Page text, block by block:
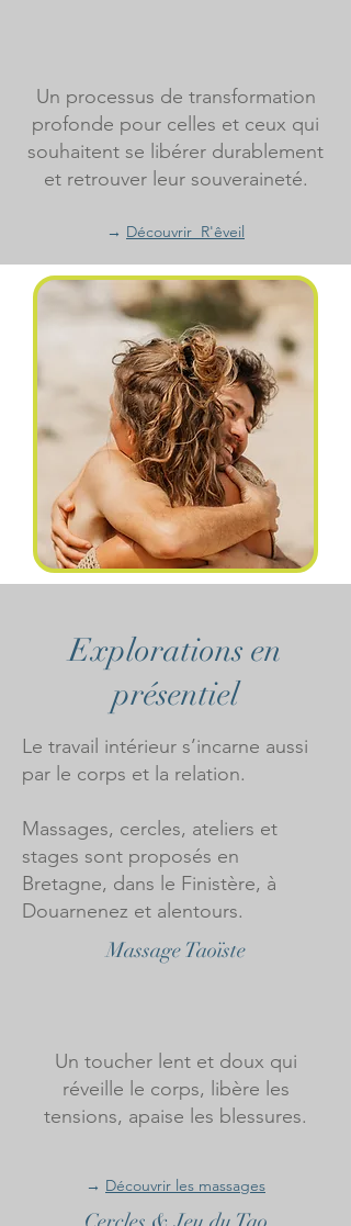
Un processus de transformation
profonde pour celles et ceux qui
souhaitent se libérer durablement
et retrouver leur souveraineté.
→ Découvrir R'êveil
Explorations en
présentiel
Le travail intérieur s’incarne aussi
par le corps et la relation.
Massages, cercles, ateliers et
stages sont proposés en
Bretagne, dans le Finistère, à
Douarnenez et alentours.
Massage Taoïste
Un toucher lent et doux qui
réveille le corps, libère les
tensions, apaise les blessures.
​→ Découvrir les massages